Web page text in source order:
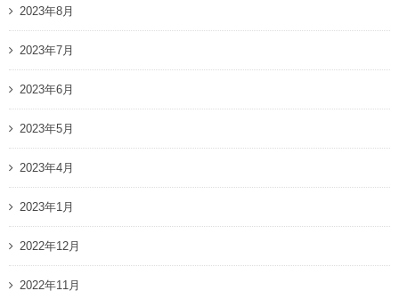
2023年8月
2023年7月
2023年6月
2023年5月
2023年4月
2023年1月
2022年12月
2022年11月